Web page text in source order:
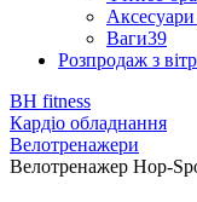
Ваги39
Розпродаж з
BH fitness
Кардіо обладнання
Велотренажери
Велотренажер Hop-